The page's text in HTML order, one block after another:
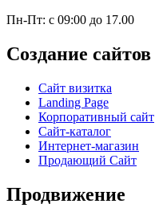
Пн-Пт: с 09:00 до 17.00
Создание сайтов
Сайт визитка
Landing Page
Корпоративный сайт
Сайт-каталог
Интернет-магазин
Продающий Сайт
Продвижение